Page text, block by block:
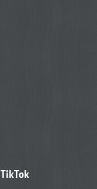
TikTok